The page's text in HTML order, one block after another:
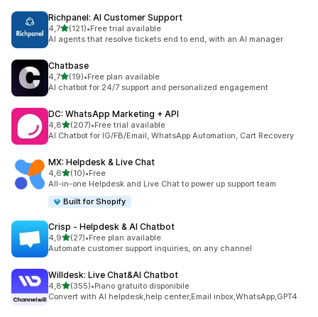
Richpanel: AI Customer Support
4,7stelle su 5
(121)
121 recensioni totali
•Free trial available
AI agents that resolve tickets end to end, with an AI manager
Chatbase
4,7stelle su 5
(19)
19 recensioni totali
•Free plan available
AI chatbot for 24/7 support and personalized engagement
DC: WhatsApp Marketing + API
4,8stelle su 5
(207)
207 recensioni totali
•Free trial available
AI Chatbot for IG/FB/Email, WhatsApp Automation, Cart Recovery
MX: Helpdesk & Live Chat
4,6stelle su 5
(10)
10 recensioni totali
•Free
All-in-one Helpdesk and Live Chat to power up support team
Built for Shopify
Crisp ‑ Helpdesk & AI Chatbot
4,9stelle su 5
(27)
27 recensioni totali
•Free plan available
Automate customer support inquiries, on any channel
Willdesk: Live Chat&AI Chatbot
4,8stelle su 5
(355)
355 recensioni totali
•Piano gratuito disponibile
Convert with AI helpdesk,help center,Email inbox,WhatsApp,GPT4